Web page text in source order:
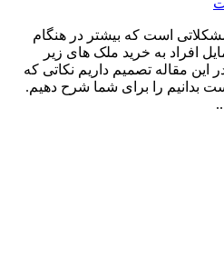
است که بیشتر در هنگام
افراد به خرید ملک های زیر
مقاله تصمیم داریم نکاتی که
بدانیم را برای شما شرح دهیم.